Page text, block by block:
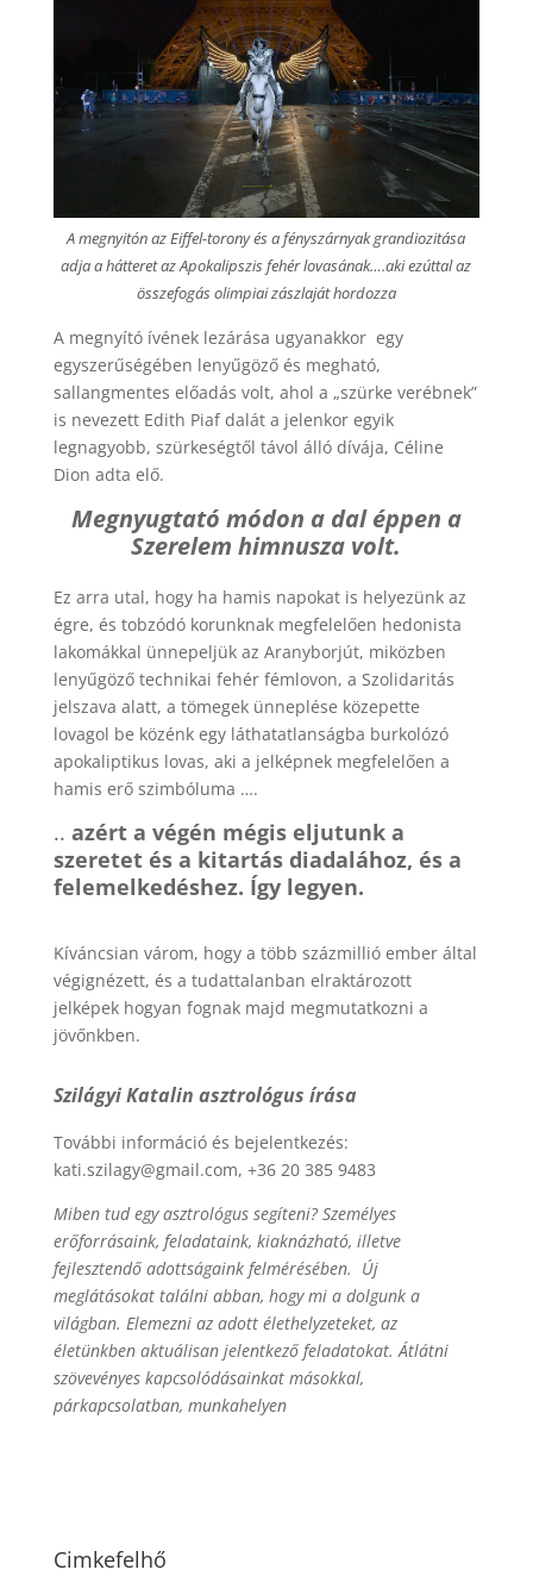
A megnyitón az Eiffel-torony és a fényszárnyak grandiozitása
adja a hátteret az Apokalipszis fehér lovasának….aki ezúttal az
összefogás olimpiai zászlaját hordozza
A megnyító ívének lezárása ugyanakkor egy
egyszerűségében lenyűgöző és megható,
sallangmentes előadás volt, ahol a „szürke verébnek”
is nevezett Edith Piaf dalát a jelenkor egyik
legnagyobb, szürkeségtől távol álló dívája, Céline
Dion adta elő.
Megnyugtató módon a dal éppen a
Szerelem himnusza volt.
Ez arra utal, hogy ha hamis napokat is helyezünk az
égre, és tobzódó korunknak megfelelően hedonista
lakomákkal ünnepeljük az Aranyborjút, miközben
lenyűgöző technikai fehér fémlovon, a Szolidaritás
jelszava alatt, a tömegek ünneplése közepette
lovagol be közénk egy láthatatlanságba burkolózó
apokaliptikus lovas, aki a jelképnek megfelelően a
hamis erő szimbóluma ….
.. azért a végén mégis eljutunk a
szeretet és a kitartás diadalához, és a
felemelkedéshez. Így legyen.
Kíváncsian várom, hogy a több százmillió ember által
végignézett, és a tudattalanban elraktározott
jelképek hogyan fognak majd megmutatkozni a
jövőnkben.
Szilágyi Katalin asztrológus írása
További információ és bejelentkezés:
kati.szilagy@gmail.com, +36 20 385 9483
Miben tud egy asztrológus segíteni? Személyes
erőforrásaink, feladataink, kiaknázható, illetve
fejlesztendő adottságaink felmérésében. Új
meglátásokat találni abban, hogy mi a dolgunk a
világban. Elemezni az adott élethelyzeteket, az
életünkben aktuálisan jelentkező feladatokat. Átlátni
szövevényes kapcsolódásainkat másokkal,
párkapcsolatban, munkahelyen
Cimkefelhő